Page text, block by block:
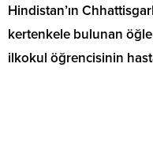
Hindistan’ın
kertenkele bulunan
ilkokul öğrencisinin